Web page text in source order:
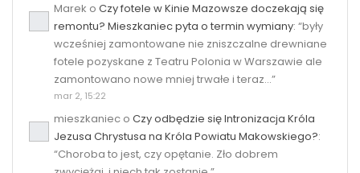
Marek o Czy fotele w Kinie Mazowsze doczekają się
remontu? Mieszkaniec pyta o termin wymiany: “były
wcześniej zamontowane nie zniszczalne drewniane
fotele pozyskane z Teatru Polonia w Warszawie ale
zamontowano nowe mniej trwałe i teraz…”
mar 2, 15:22
mieszkaniec o Czy odbędzie się Intronizacja Króla
Jezusa Chrystusa na Króla Powiatu Makowskiego?:
“Choroba to jest, czy opętanie. Zło dobrem